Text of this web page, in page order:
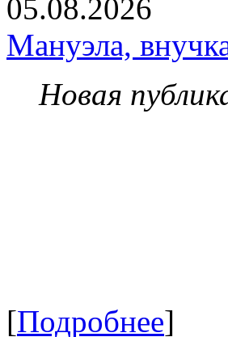
05.08.2026
Мануэла,
Новая
[Подробнее]